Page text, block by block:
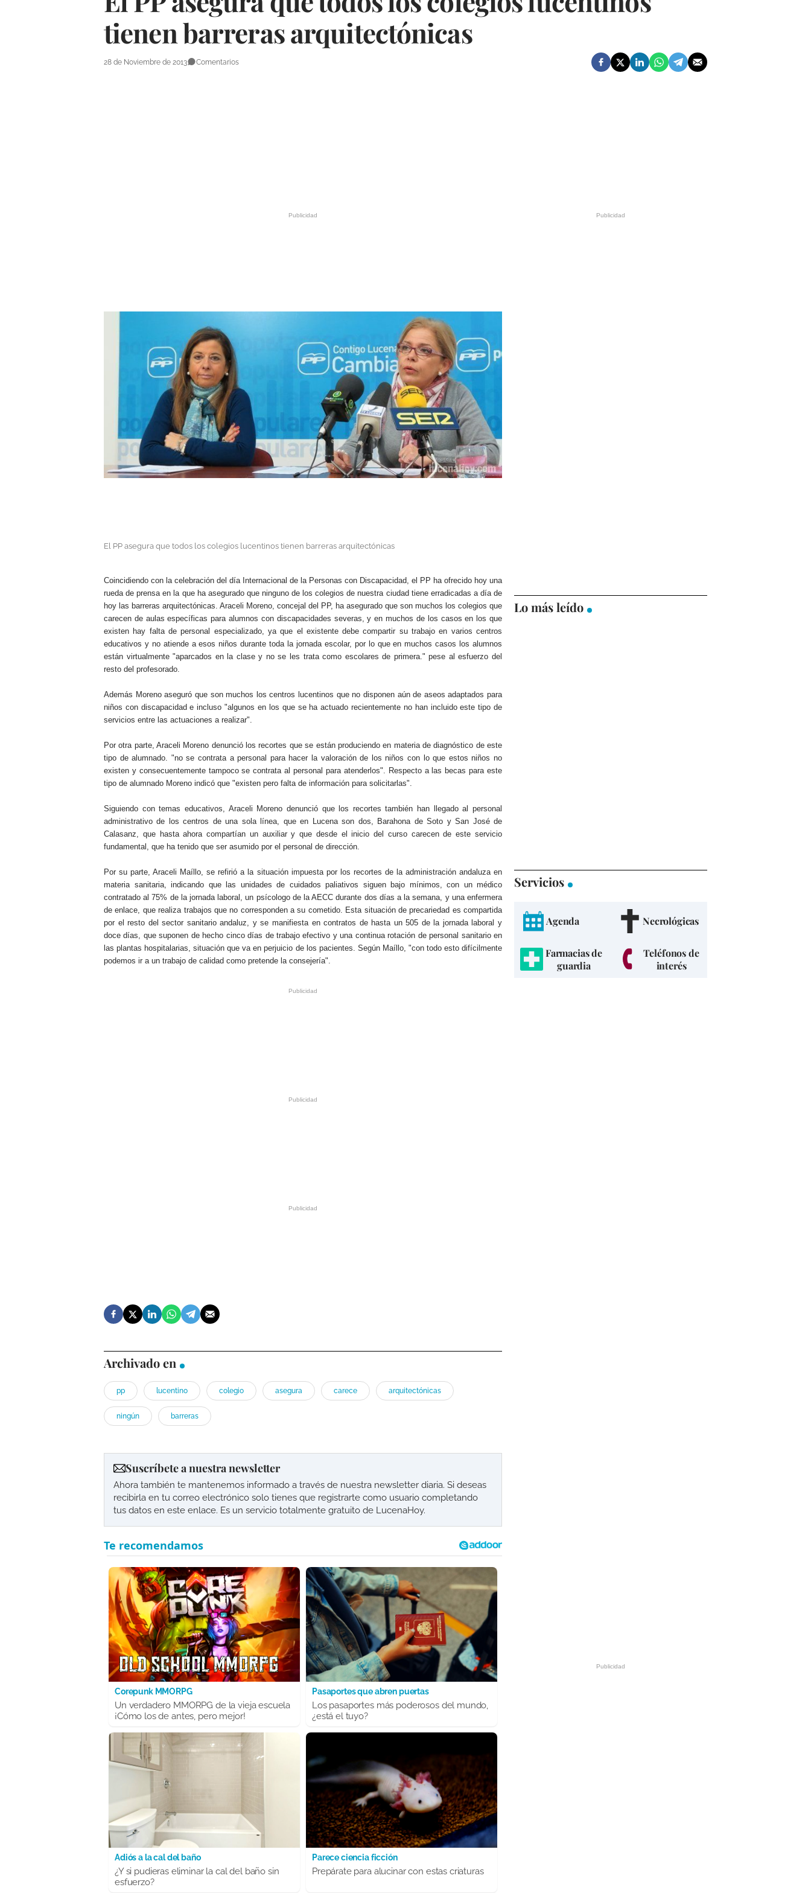
tienen barreras arquitectónicas
28 de Noviembre de 2013 Comentarios
El PP asegura que todos los colegios lucentinos tienen barreras arquitectónicas
Coincidiendo con la celebración del día Internacional de la Personas con Discapacidad, el PP ha ofrecido hoy una
rueda de prensa en la que ha asegurado que ninguno de los colegios de nuestra ciudad tiene erradicadas a día de
hoy las barreras arquitectónicas. Araceli Moreno, concejal del PP, ha asegurado que son muchos los colegios que
carecen de aulas específicas para alumnos con discapacidades severas, y en muchos de los casos en los que
existen hay falta de personal especializado, ya que el existente debe compartir su trabajo en varios centros
educativos y no atiende a esos niños durante toda la jornada escolar, por lo que en muchos casos los alumnos
están virtualmente "aparcados en la clase y no se les trata como escolares de primera." pese al esfuerzo del
resto del profesorado.
Además Moreno aseguró que son muchos los centros lucentinos que no disponen aún de aseos adaptados para
niños con discapacidad e incluso "algunos en los que se ha actuado recientemente no han incluido este tipo de
servicios entre las actuaciones a realizar".
Por otra parte, Araceli Moreno denunció los recortes que se están produciendo en materia de diagnóstico de este
tipo de alumnado. "no se contrata a personal para hacer la valoración de los niños con lo que estos niños no
existen y consecuentemente tampoco se contrata al personal para atenderlos". Respecto a las becas para este
tipo de alumnado Moreno indicó que "existen pero falta de información para solicitarlas".
Siguiendo con temas educativos, Araceli Moreno denunció que los recortes también han llegado al personal
administrativo de los centros de una sola línea, que en Lucena son dos, Barahona de Soto y San José de
Calasanz, que hasta ahora compartían un auxiliar y que desde el inicio del curso carecen de este servicio
fundamental, que ha tenido que ser asumido por el personal de dirección.
Por su parte, Araceli Maíllo, se refirió a la situación impuesta por los recortes de la administración andaluza en
materia sanitaria, indicando que las unidades de cuidados paliativos siguen bajo mínimos, con un médico
contratado al 75% de la jornada laboral, un psícologo de la AECC durante dos días a la semana, y una enfermera
de enlace, que realiza trabajos que no corresponden a su cometido. Esta situación de precariedad es compartida
por el resto del sector sanitario andaluz, y se manifiesta en contratos de hasta un 505 de la jornada laboral y
doce días, que suponen de hecho cinco días de trabajo efectivo y una continua rotación de personal sanitario en
las plantas hospitalarias, situación que va en perjuicio de los pacientes. Según Maíllo, "con todo esto difícilmente
podemos ir a un trabajo de calidad como pretende la consejería".
Archivado en
pp lucentino colegio asegura carece arquitectónicas
ningún barreras
Suscríbete a nuestra newsletter
Ahora también te mantenemos informado a través de nuestra newsletter diaria. Si deseas
recibirla en tu correo electrónico solo tienes que registrarte como usuario completando
tus datos en este enlace. Es un servicio totalmente gratuito de LucenaHoy.
Corepunk MMORPG
Un verdadero MMORPG de la vieja escuela
¡Cómo los de antes, pero mejor!
Pasaportes que abren puertas
Los pasaportes más poderosos del mundo,
¿está el tuyo?
Adiós a la cal del baño
¿Y si pudieras eliminar la cal del baño sin
esfuerzo?
Parece ciencia ficción
Prepárate para alucinar con estas criaturas
Lo más leído
Servicios
Agenda Necrológicas
Farmacias de
guardia
Teléfonos de
interés